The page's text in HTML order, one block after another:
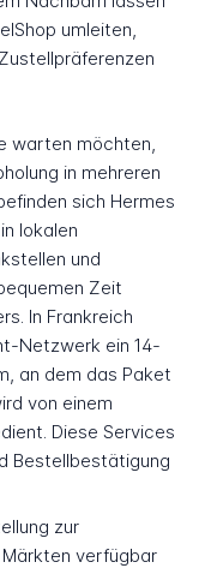
umleiten,
warten möchten,
in mehreren
sich Hermes
lokalen
und
Zeit
In Frankreich
Netzwerk ein 14-
an dem das Paket
von einem
Diese Services
Bestellbestätigung
zur
verfügbar